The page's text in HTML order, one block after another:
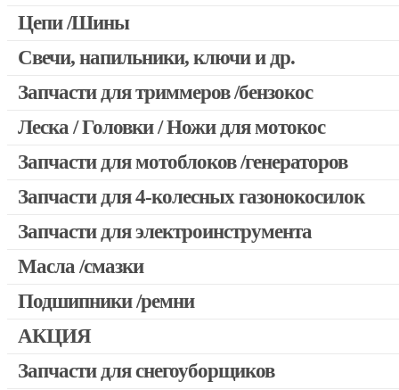
Запчасти для бензопил Husqvarna, Partner
Запчасти для бензопил Oleo-mac, Echo и др.
Цепи /Шины
Свечи, напильники, ключи и др.
Запчасти для триммеров /бензокос
Запчасти для Китайских триммеров
Запчасти для мотокос Stihl /Husqvarna /Oleo-mac /Echo и
Леска / Головки / Ножи для мотокос
Запчасти для мотоблоков /генераторов
Запчасти для 4-колесных газонокосилок
Запчасти для электроинструмента
Двигатели, редукторы для шуруповертов
Патроны для шуруповертов / перфораторов
Запчасти для перфораторов и отбойных молотков
Запчасти для УШМ (болгарок)
Масла /смазки
Подшипники /ремни
АКЦИЯ
Скидка 50%
Запчасти для снегоуборщиков